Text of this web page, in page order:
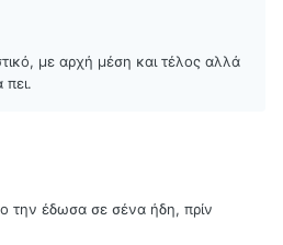
με αρχή μέση και τέλος αλλά
πει.
την έδωσα σε σένα ήδη, πρίν